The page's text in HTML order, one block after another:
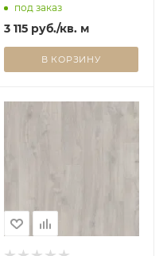
под заказ
3 115руб./кв. м
В КОРЗИНУ